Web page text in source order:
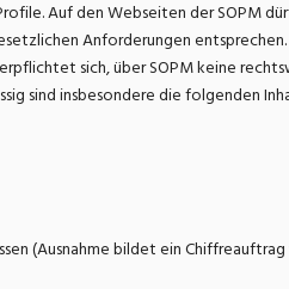
Auf den Webseiten der SOPM
Anforderungen
sich, über SOPM keine
sind insbesondere die folgenden
(Ausnahme bildet ein Chiffreauftrag